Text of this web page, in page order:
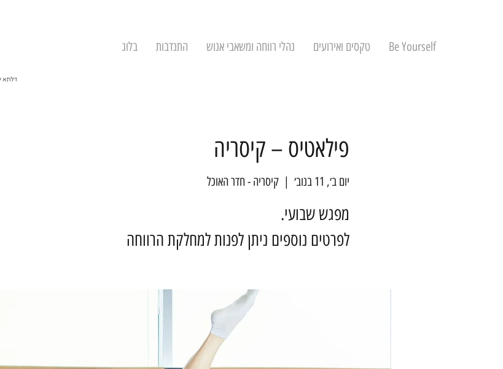
Be Yourself טקסים ואירועים נהלי רווחה ומשאבי אנוש התנדבות בלוג
פילאטיס – קיסריה
יום ב׳, 11 בנוב׳
  |
קיסריה - חדר האוכל
לפרטים נוספים ניתן לפנות למחלקת הרווחה